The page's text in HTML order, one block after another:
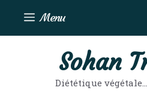
contenu
Menu
Sohan
Diététique